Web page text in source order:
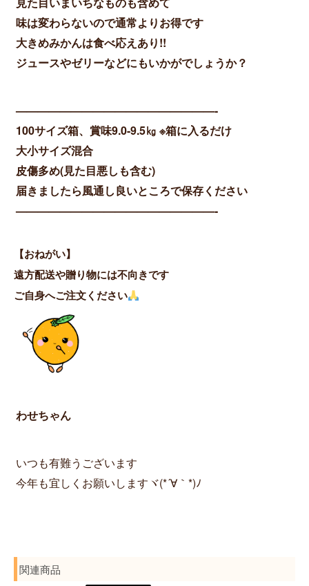
味は変わらないので通常よりお得です
大きめみかんは食べ応えあり!!
ジュースやゼリーなどにもいかがでしょうか？
——————————————————-
100サイズ箱、賞味9.0-9.5㎏ ※箱に入るだけ
大小サイズ混合
皮傷多め(見た目悪しも含む)
届きましたら風通し良いところで保存ください
——————————————————-
【おねがい】
遠方配送や贈り物には不向きです
ご自身へご注文ください
わせちゃん
いつも有難うございます
今年も宜しくお願いしますヾ(*´∀｀*)ﾉ
関連商品